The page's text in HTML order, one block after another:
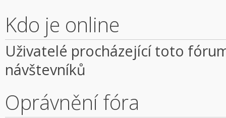
Kdo je online
Uživatelé procházející toto
návštevníků
Oprávnění fóra